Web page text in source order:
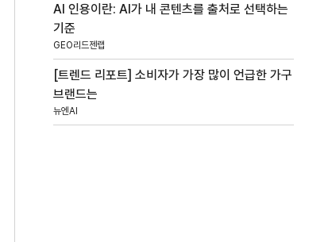
AI 인용이란: AI가 내 콘텐츠를 출처로 선택하는
기준
GEO리드젠랩
[트렌드 리포트] 소비자가 가장 많이 언급한 가구
브랜드는
뉴엔AI